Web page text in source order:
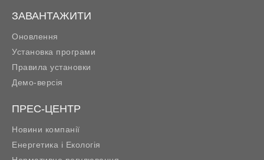
ЗАВАНТАЖИТИ
Оновлення
Установка програми
Правила установки
Демо-версія
ПРЕС-ЦЕНТР
Новини компанії
Енергетика і Екологія